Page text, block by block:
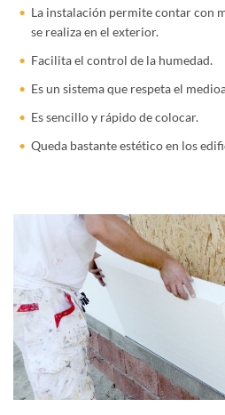
La instalación permite contar con
se realiza en el exterior.
Facilita el control de la humedad.
Es un sistema que respeta el
Es sencillo y rápido de colocar.
Queda bastante estético en los